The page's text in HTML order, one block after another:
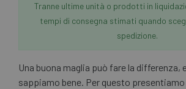
Tranne ultime unità o prodotti in
tempi di consegna stimati quando
spedizione.
Una buona maglia può fare la differenza,
sappiamo bene. Per questo presentiamo